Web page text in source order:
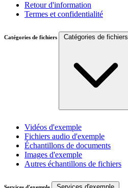
Retour d'information
Termes et confidentialité
Catégories de fichiers Catégories de fichiers
Vidéos d'exemple
Fichiers audio d'exemple
Échantillons de documents
Images d'exemple
Autres échantillons de fichiers